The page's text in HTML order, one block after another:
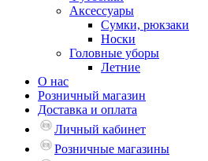
Аксессуары
Сумки, рюкзаки
Носки
Головные уборы
Летние
О нас
Розничный магазин
Доставка и оплата
Личный кабинет
Розничные магазины